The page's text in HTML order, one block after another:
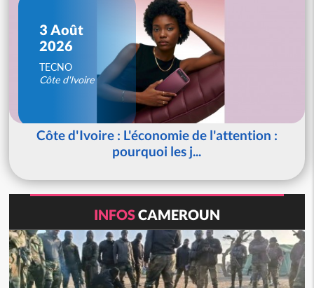
3 Août
2026
TECNO
Côte d'Ivoire
Côte d'Ivoire : L'économie de l'attention :
pourquoi les j...
INFOSCAMEROUN